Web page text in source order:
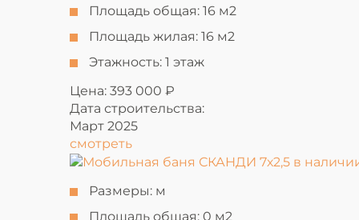
Площадь общая: 16 м2
Площадь жилая: 16 м2
Этажность: 1 этаж
Цена: 393 000 ₽
Дата строительства:
Март 2025
смотреть
Размеры: м
Площадь общая: 0 м2